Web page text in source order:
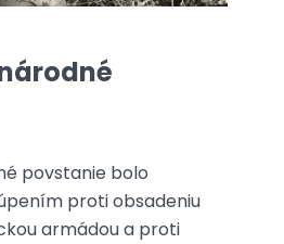
povstanie bolo
proti obsadeniu
armádou a proti